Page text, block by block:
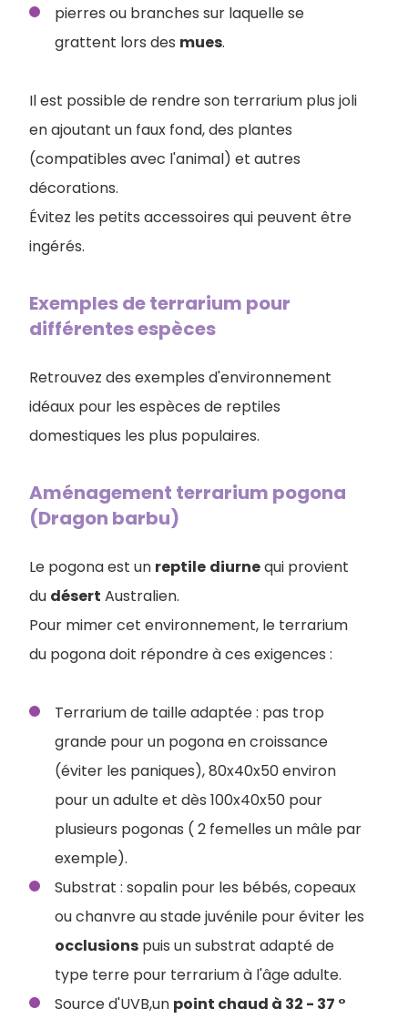
pierres ou branches sur laquelle se
grattent lors des mues.
Il est possible de rendre son terrarium plus joli
en ajoutant un faux fond, des plantes
(compatibles avec l'animal) et autres
décorations.
Évitez les petits accessoires qui peuvent être
ingérés.
Exemples de terrarium pour
différentes espèces
Retrouvez des exemples d'environnement
idéaux pour les espèces de reptiles
domestiques les plus populaires.
Aménagement terrarium pogona
(Dragon barbu)
Le pogona est un reptile diurnequi provient
du désert Australien.
Pour mimer cet environnement, le terrarium
du pogona doit répondre à ces exigences :
Terrarium de taille adaptée : pas trop
grande pour un pogona en croissance
(éviter les paniques), 80x40x50 environ
pour un adulte et dès 100x40x50 pour
plusieurs pogonas ( 2 femelles un mâle par
exemple).
Substrat : sopalin pour les bébés, copeaux
ou chanvre au stade juvénile pour éviter les
occlusions puis un substrat adapté de
type terre pour terrarium à l'âge adulte.
Source d'UVB,un point chaud à 32 - 37 °